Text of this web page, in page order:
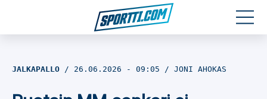
JALKAPALLO 26.06.2026 - 09:05 JONI AHOKAS